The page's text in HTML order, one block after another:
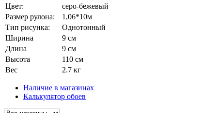
Цвет:
серо-бежевый
Размер рулона:
1,06*10м
Тип рисунка:
Однотонный
Ширина
9 см
Длина
9 см
Высота
110 см
Вес
2.7 кг
Наличие в магазинах
Калькулятор обоев